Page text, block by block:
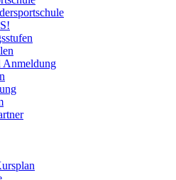
Anmeldung